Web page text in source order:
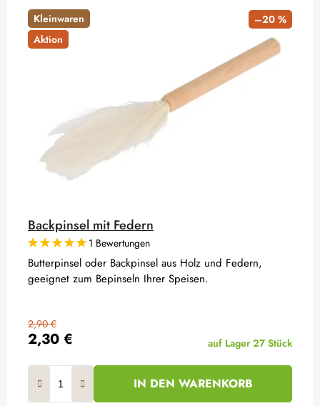
Kleinwaren
Aktion
–20 %
Backpinsel mit Federn
1 Bewertungen
2,30 €
2,90 €
auf Lager 27 Stück
IN DEN WARENKORB
Butterpinsel oder Backpinsel aus Holz und Federn,
geeignet zum Bepinseln Ihrer Speisen.